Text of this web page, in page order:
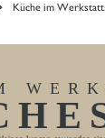
Küche im